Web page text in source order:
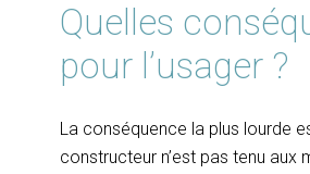
Quelles
pour l’usager ?
La conséquence la plus lourde
constructeur n’est pas tenu aux